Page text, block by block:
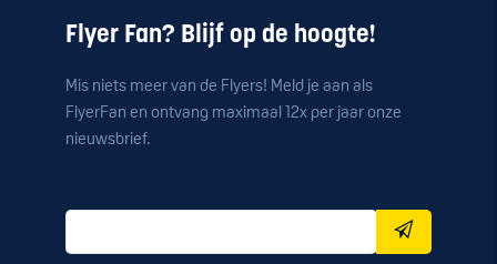
Flyer Fan? Blijf op de hoogte!
Mis niets meer van de Flyers! Meld je aan als
FlyerFan en ontvang maximaal 12x per jaar onze
nieuwsbrief.